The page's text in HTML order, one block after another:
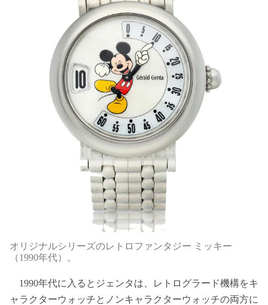
オリジナルシリーズのレトロファンタジー ミッキー
（1990年代）。
1990年代に入るとジェンタは、レトログラード機構をキ
ャラクターウォッチとノンキャラクターウォッチの両方に